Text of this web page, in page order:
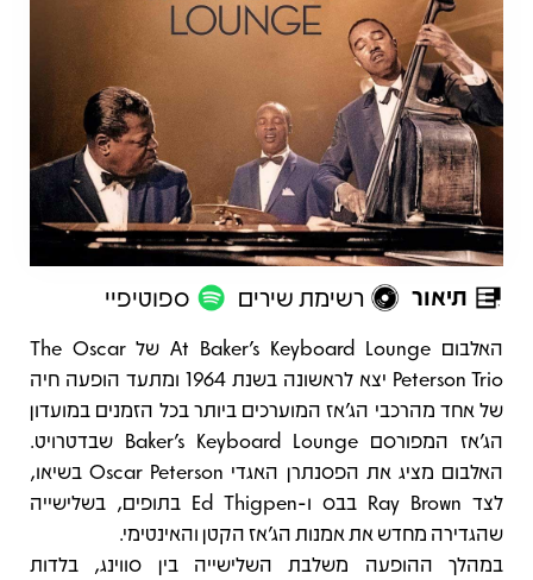
תיאור רשימת שירים ספוטיפיי
תיאור
האלבום At Baker's Keyboard Lounge של The Oscar
Peterson Trio יצא לראשונה בשנת 1964 ומתעד הופעה חיה
של אחד מהרכבי הג'אז המוערכים ביותר בכל הזמנים במועדון
הג'אז המפורסם Baker's Keyboard Lounge שבדטרויט.
האלבום מציג את הפסנתרן האגדי Oscar Peterson בשיאו,
לצד Ray Brown בבס ו-Ed Thigpen בתופים, בשלישייה
שהגדירה מחדש את אמנות הג'אז הקטן והאינטימי.
במהלך ההופעה משלבת השלישייה בין סווינג, בלדות